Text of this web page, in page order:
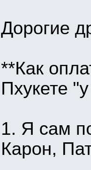
Дорогие
**Как
Пхукете
1. Я сам
Карон,